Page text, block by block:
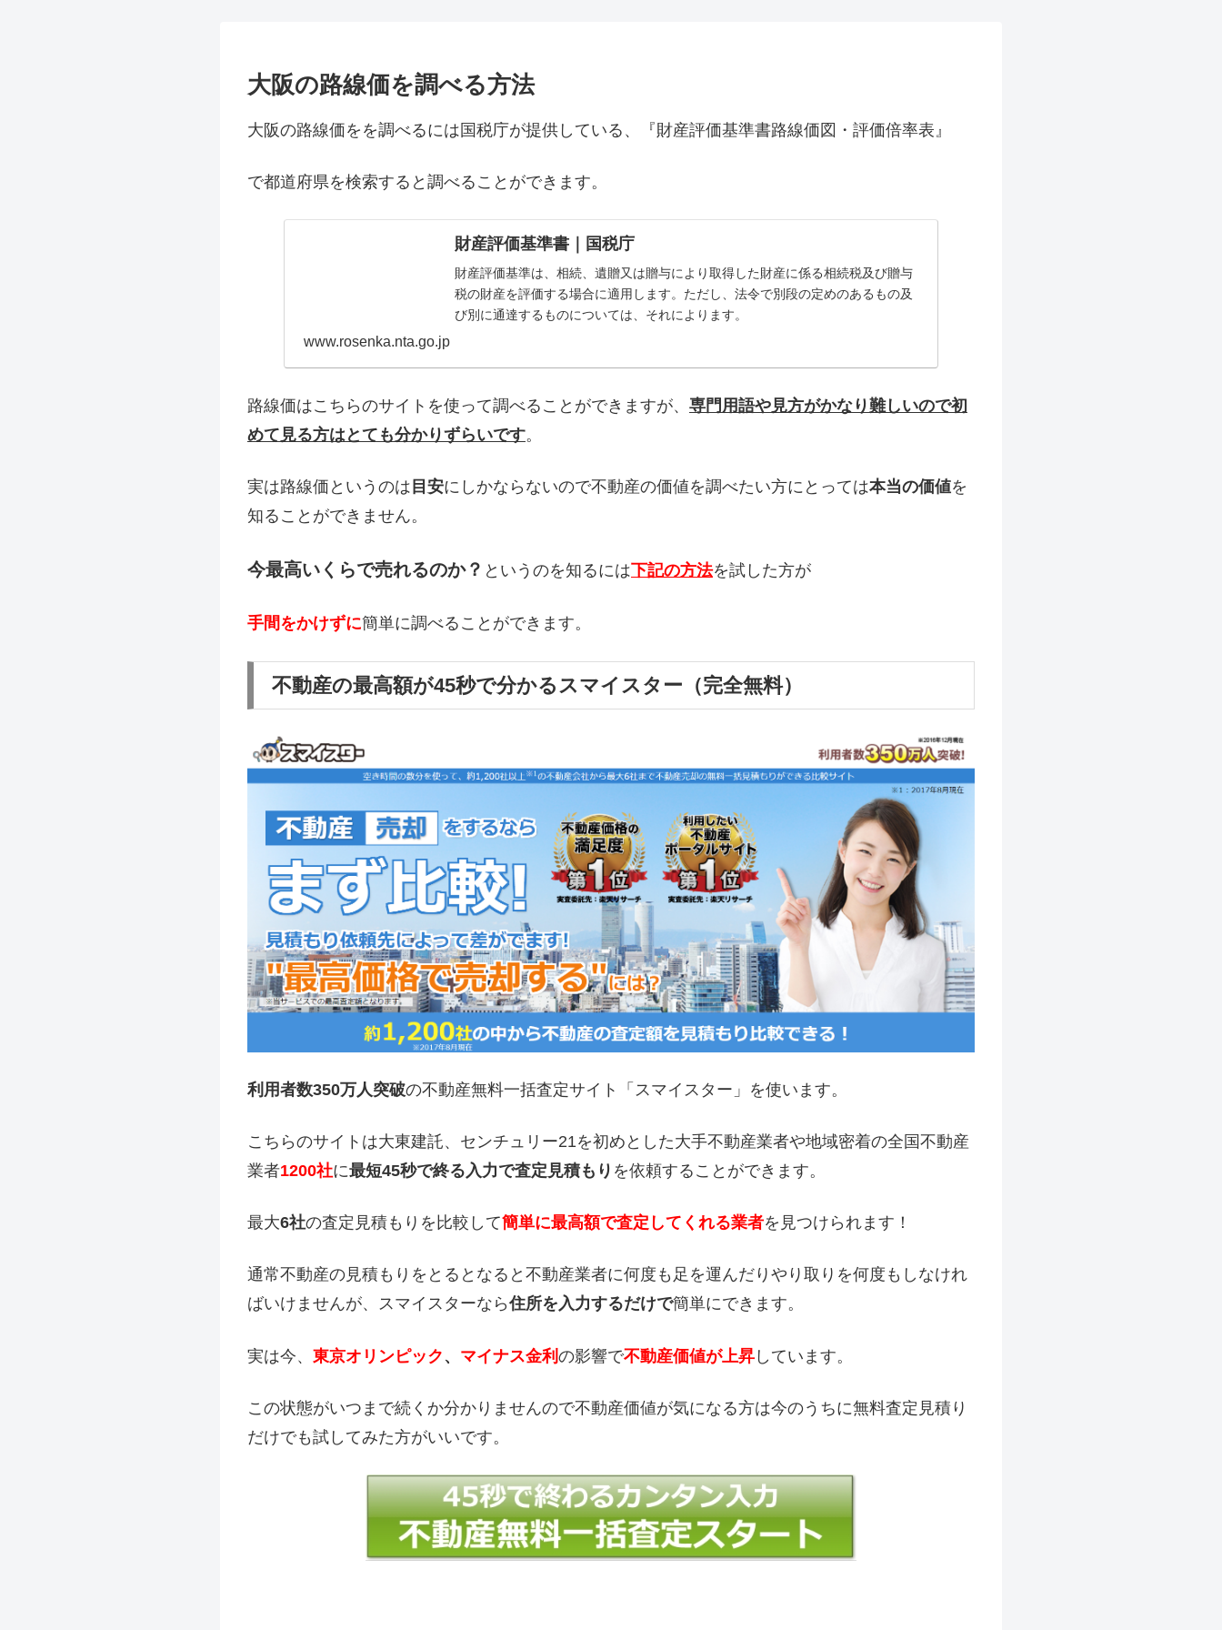
大阪の路線価を調べる方法
大阪の路線価をを調べるには国税庁が提供している、『財産評価基準書路線価図・評価倍率表』
で都道府県を検索すると調べることができます。
財産評価基準書｜国税庁
財産評価基準は、相続、遺贈又は贈与により取得した財産に係る相続税及び贈与
税の財産を評価する場合に適用します。ただし、法令で別段の定めのあるもの及
び別に通達するものについては、それによります。
www.rosenka.nta.go.jp
路線価はこちらのサイトを使って調べることができますが、 専門用語や見方がかなり難しいので初
めて見る方はとても分かりずらいです。
実は路線価というのは 目安にしかならないので不動産の価値を調べたい方にとっては本当の価値を
知ることができません。
今最高いくらで売れるのか？ というのを知るには下記の方法を試した方が
手間をかけずに簡単に調べることができます。
不動産の最高額が45秒で分かるスマイスター（完全無料）
利用者数350万人突破の不動産無料一括査定サイト「スマイスター」を使います。
こちらのサイトは大東建託、センチュリー21を初めとした大手不動産業者や地域密着の全国不動産
業者1200社に最短45秒で終る入力で査定見積もり を依頼することができます。
最大6社の査定見積もりを比較して簡単に最高額で査定してくれる業者を見つけられます！
通常不動産の見積もりをとるとなると不動産業者に何度も足を運んだりやり取りを何度もしなけれ
ばいけませんが、スマイスターなら住所を入力するだけで簡単にできます。
実は今、 東京オリンピック 、 マイナス金利 の影響で不動産価値が上昇 しています。
この状態がいつまで続くか分かりませんので不動産価値が気になる方は今のうちに無料査定見積り
だけでも試してみた方がいいです。